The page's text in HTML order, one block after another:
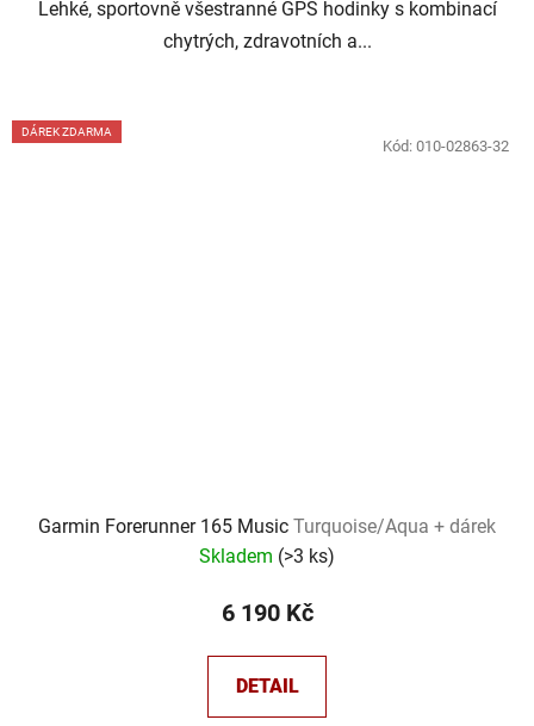
Lehké, sportovně všestranné GPS hodinky s kombinací
chytrých, zdravotních a...
DÁREK ZDARMA
Garmin Forerunner 165 Music Turquoise/Aqua + dárek
Skladem (>3 ks)
6 190 Kč
DETAIL
Kód: 010-02863-32